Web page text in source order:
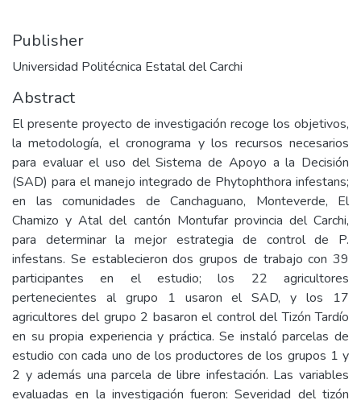
Publisher
Universidad Politécnica Estatal del Carchi
Abstract
El presente proyecto de investigación recoge los objetivos,
la metodología, el cronograma y los recursos necesarios
para evaluar el uso del Sistema de Apoyo a la Decisión
(SAD) para el manejo integrado de Phytophthora infestans;
en las comunidades de Canchaguano, Monteverde, El
Chamizo y Atal del cantón Montufar provincia del Carchi,
para determinar la mejor estrategia de control de P.
infestans. Se establecieron dos grupos de trabajo con 39
participantes en el estudio; los 22 agricultores
pertenecientes al grupo 1 usaron el SAD, y los 17
agricultores del grupo 2 basaron el control del Tizón Tardío
en su propia experiencia y práctica. Se instaló parcelas de
estudio con cada uno de los productores de los grupos 1 y
2 y además una parcela de libre infestación. Las variables
evaluadas en la investigación fueron: Severidad del tizón